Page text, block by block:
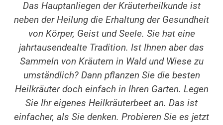
Das Hauptanliegen der Kräuterheilkunde ist
neben der Heilung die Erhaltung der Gesundheit
von Körper, Geist und Seele. Sie hat eine
jahrtausendealte Tradition. Ist Ihnen aber das
Sammeln von Kräutern in Wald und Wiese zu
umständlich? Dann pflanzen Sie die besten
Heilkräuter doch einfach in Ihren Garten. Legen
Sie Ihr eigenes Heilkräuterbeet an. Das ist
einfacher, als Sie denken. Probieren Sie es jetzt